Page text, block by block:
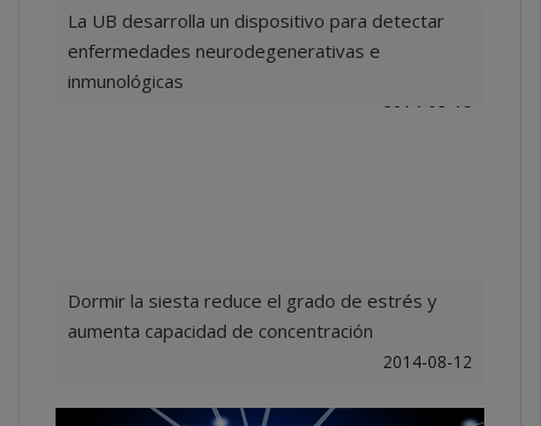
La UB desarrolla un dispositivo para detectar
enfermedades neurodegenerativas e
inmunológicas
2014-08-12
Dormir la siesta reduce el grado de estrés y
aumenta capacidad de concentración
2014-08-12